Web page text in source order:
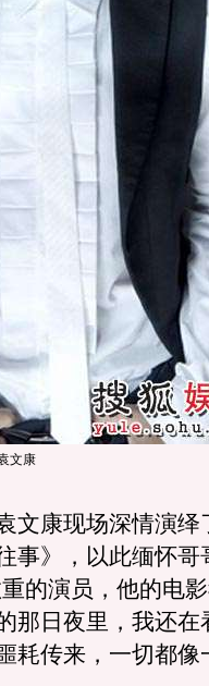
文康
康现场深情演绎
事》，以此缅怀哥
的演员，他的电
那日夜里，我还在
耗传来，一切都像